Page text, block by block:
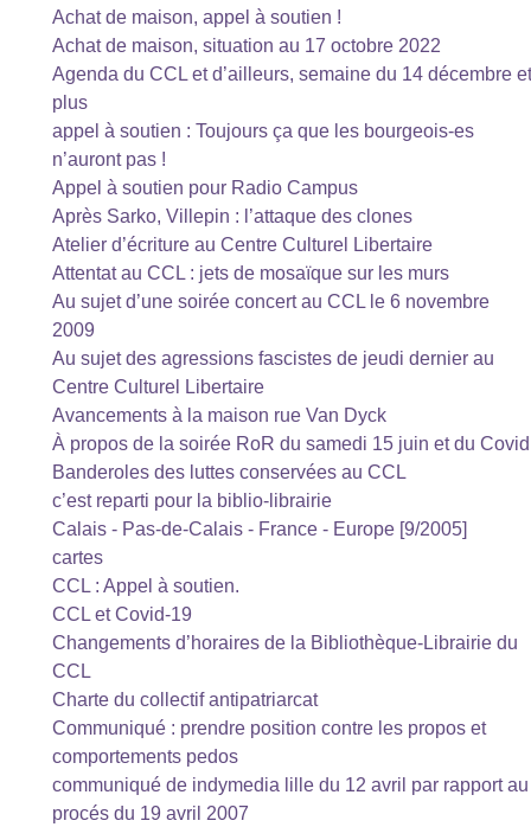
Achat de maison, appel à soutien !
Achat de maison, situation au 17 octobre 2022
Agenda du CCL et d’ailleurs, semaine du 14 décembre et
plus
appel à soutien : Toujours ça que les bourgeois-es
n’auront pas !
Appel à soutien pour Radio Campus
Après Sarko, Villepin : l’attaque des clones
Atelier d’écriture au Centre Culturel Libertaire
Attentat au CCL : jets de mosaïque sur les murs
Au sujet d’une soirée concert au CCL le 6 novembre
2009
Au sujet des agressions fascistes de jeudi dernier au
Centre Culturel Libertaire
Avancements à la maison rue Van Dyck
À propos de la soirée RoR du samedi 15 juin et du Covid
Banderoles des luttes conservées au CCL
c’est reparti pour la biblio-librairie
Calais - Pas-de-Calais - France - Europe [9/2005]
cartes
CCL : Appel à soutien.
CCL et Covid-19
Changements d’horaires de la Bibliothèque-Librairie du
CCL
Charte du collectif antipatriarcat
Communiqué : prendre position contre les propos et
comportements pedos
communiqué de indymedia lille du 12 avril par rapport au
procés du 19 avril 2007